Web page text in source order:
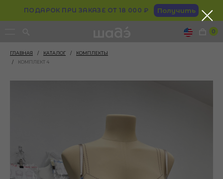
ПОДАРОК ПРИ ЗАКАЗЕ ОТ 18 000 ₽ Получить
0
ГЛАВНАЯ КАТАЛОГ
/ /
КОМПЛЕКТЫ
КОМПЛЕКТ 4
/